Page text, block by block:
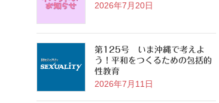
2026年7月20日
第125号 いま沖縄で考えよ
う！平和をつくるための包括的
性教育
2026年7月11日